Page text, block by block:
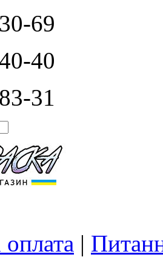
69
40
31
оплата |